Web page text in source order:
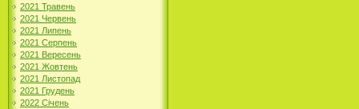
2021 Травень
2021 Червень
2021 Липень
2021 Серпень
2021 Вересень
2021 Жовтень
2021 Листопад
2021 Грудень
2022 Січень